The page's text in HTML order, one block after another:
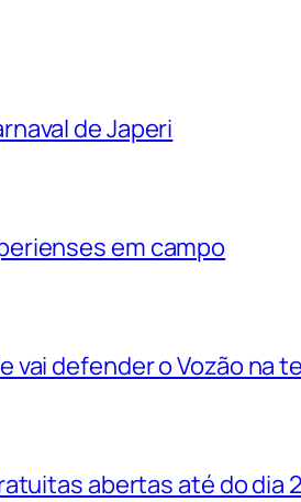
de Japeri
em campo
vai defender o Vozão na
abertas até do dia